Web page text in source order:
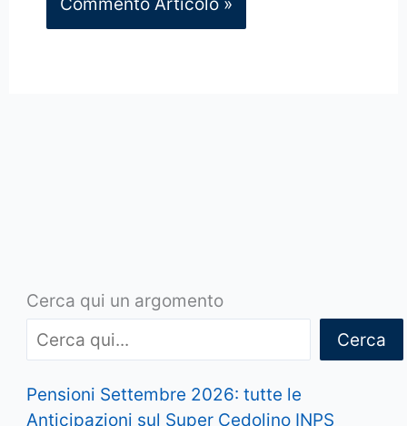
Cerca qui un argomento
Cerca
Pensioni Settembre 2026: tutte le
Anticipazioni sul Super Cedolino INPS